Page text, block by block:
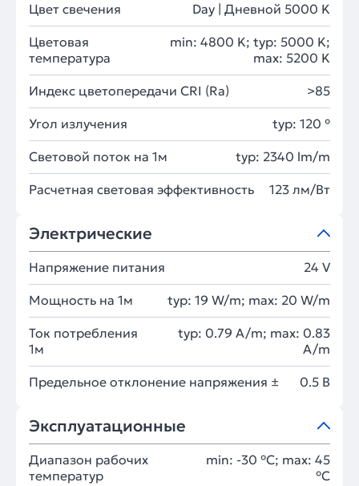
Цвет свечения Day | Дневной 5000 K
Цветовая
температура
min: 4800 K; typ: 5000 K;
max: 5200 K
Индекс цветопередачи CRI (Ra) >85
Угол излучения typ: 120 °
Световой поток на 1м typ: 2340 lm/m
Расчетная световая эффективность 123 лм/Вт
Электрические
Напряжение питания 24 V
Мощность на 1м typ: 19 W/m; max: 20 W/m
Ток потребления
1м
typ: 0.79 A/m; max: 0.83
A/m
Предельное отклонение напряжения ± 0.5 В
Эксплуатационные
Диапазон рабочих
температур
min: -30 °C; max: 45
°C